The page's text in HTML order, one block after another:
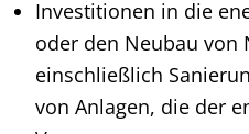
Investitionen in die
oder den Neubau von
einschließlich
von Anlagen, die der